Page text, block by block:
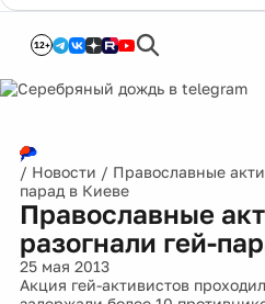
12+
/ Новости / Православные
парад в Киеве
Православные
разогнали гей-
25 мая 2013
Акция гей-активистов